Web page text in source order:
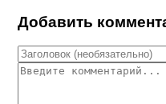
Добавить